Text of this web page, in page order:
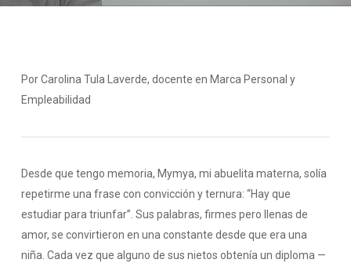
Por Carolina Tula Laverde, docente en Marca Personal y
Empleabilidad
Desde que tengo memoria, Mymya, mi abuelita materna, solía
repetirme una frase con convicción y ternura: “Hay que
estudiar para triunfar”. Sus palabras, firmes pero llenas de
amor, se convirtieron en una constante desde que era una
niña. Cada vez que alguno de sus nietos obtenía un diploma —